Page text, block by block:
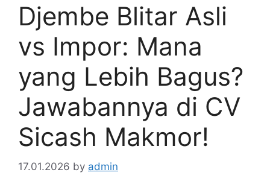
Djembe Blitar Asli
vs Impor: Mana
yang Lebih Bagus?
Jawabannya di CV
Sicash Makmor!
17.01.2026 by admin